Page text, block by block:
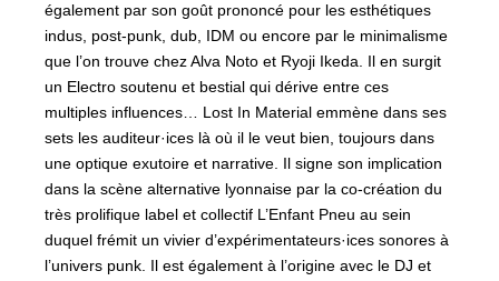
également par son goût prononcé pour les esthétiques
indus, post-punk, dub, IDM ou encore par le minimalisme
que l’on trouve chez Alva Noto et Ryoji Ikeda. Il en surgit
un Electro soutenu et bestial qui dérive entre ces
multiples influences… Lost In Material emmène dans ses
sets les auditeur·ices là où il le veut bien, toujours dans
une optique exutoire et narrative. Il signe son implication
dans la scène alternative lyonnaise par la co-création du
très prolifique label et collectif L’Enfant Pneu au sein
duquel frémit un vivier d’expérimentateurs·ices sonores à
l’univers punk. Il est également à l’origine avec le DJ et